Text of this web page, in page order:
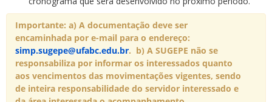
Importante: a) A documentação deve ser
encaminhada por e-mail para o endereço:
simp.sugepe@ufabc.edu.br. b) A SUGEPE não se
responsabiliza por informar os interessados quanto
aos vencimentos das movimentações vigentes, sendo
de inteira responsabilidade do servidor interessado e